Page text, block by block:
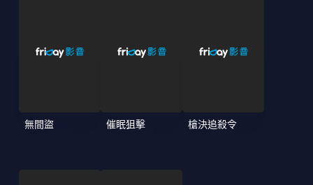
無間盜 催眠狙擊 槍決追殺令